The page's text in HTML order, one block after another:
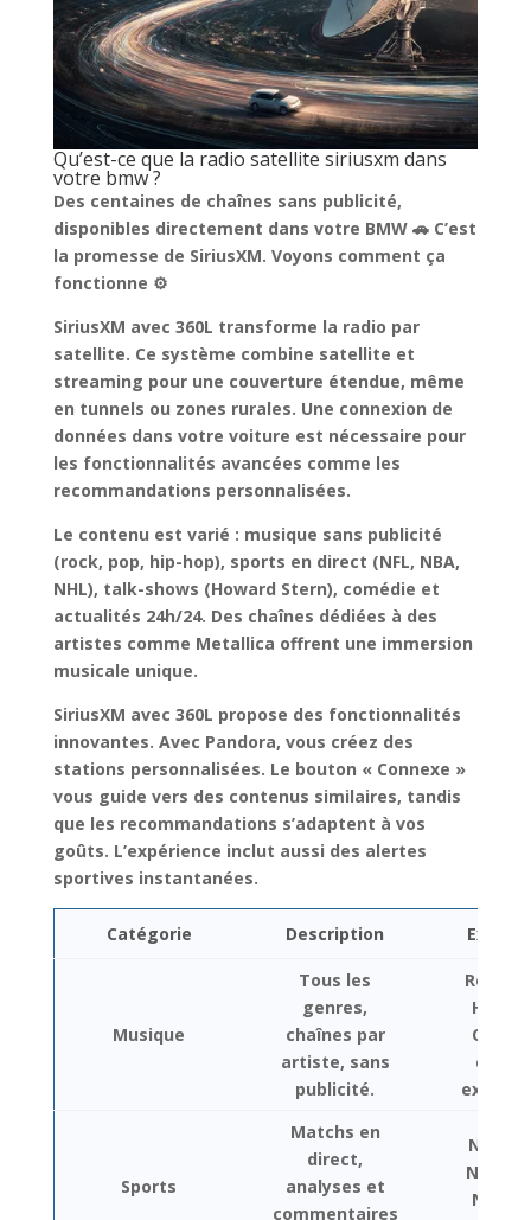
Qu’est-ce que la radio satellite siriusxm dans
votre bmw ?
Des centaines de chaînes sans publicité,
disponibles directement dans votre BMW🚗 C’est
la promesse de SiriusXM. Voyons comment ça
fonctionne ⚙️
SiriusXM avec 360L transforme la radio par
satellite. Ce système combine satellite et
streaming pour une couverture étendue, même
en tunnels ou zones rurales. Une connexion de
données dans votre voiture est nécessaire pour
les fonctionnalités avancées comme les
recommandations personnalisées.
Le contenu est varié : musique sans publicité
(rock, pop, hip-hop), sports en direct (NFL, NBA,
NHL), talk-shows (Howard Stern), comédie et
actualités 24h/24. Des chaînes dédiées à des
artistes comme Metallica offrent une immersion
musicale unique.
SiriusXM avec 360L propose des fonctionnalités
innovantes. Avec Pandora, vous créez des
stations personnalisées. Le bouton « Connexe »
vous guide vers des contenus similaires, tandis
que les recommandations s’adaptent à vos
goûts. L’expérience inclut aussi des alertes
sportives instantanées.
Catégorie Description
Musique
Tous les
genres,
chaînes par
artiste, sans
publicité.
Rock,
Hip-
Sports
Matchs en
direct,
analyses et
commentaires
NFL,
NBA,